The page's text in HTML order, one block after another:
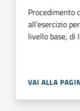
Procedimento
all’esercizio
livello base, di
VAI ALLA